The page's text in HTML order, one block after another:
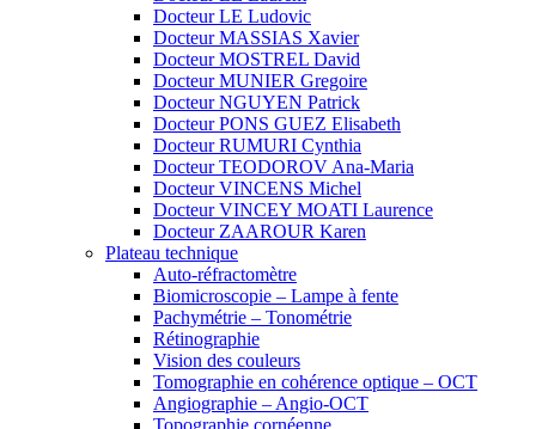
Docteur LE Ludovic
Docteur MASSIAS Xavier
Docteur MOSTREL David
Docteur MUNIER Gregoire
Docteur NGUYEN Patrick
Docteur PONS GUEZ Elisabeth
Docteur RUMURI Cynthia
Docteur TEODOROV Ana-Maria
Docteur VINCENS Michel
Docteur VINCEY MOATI Laurence
Docteur ZAAROUR Karen
Plateau technique
Auto-réfractomètre
Biomicroscopie – Lampe à fente
Pachymétrie – Tonométrie
Rétinographie
Vision des couleurs
Tomographie en cohérence optique – OCT
Angiographie – Angio-OCT
Topographie cornéenne